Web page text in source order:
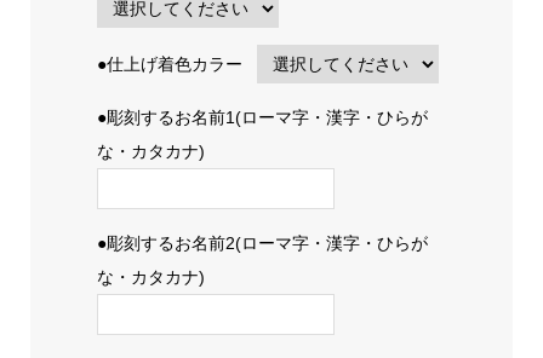
●仕上げ着色カラー
●彫刻するお名前1(ローマ字・漢字・ひらが
な・カタカナ)
●彫刻するお名前2(ローマ字・漢字・ひらが
な・カタカナ)